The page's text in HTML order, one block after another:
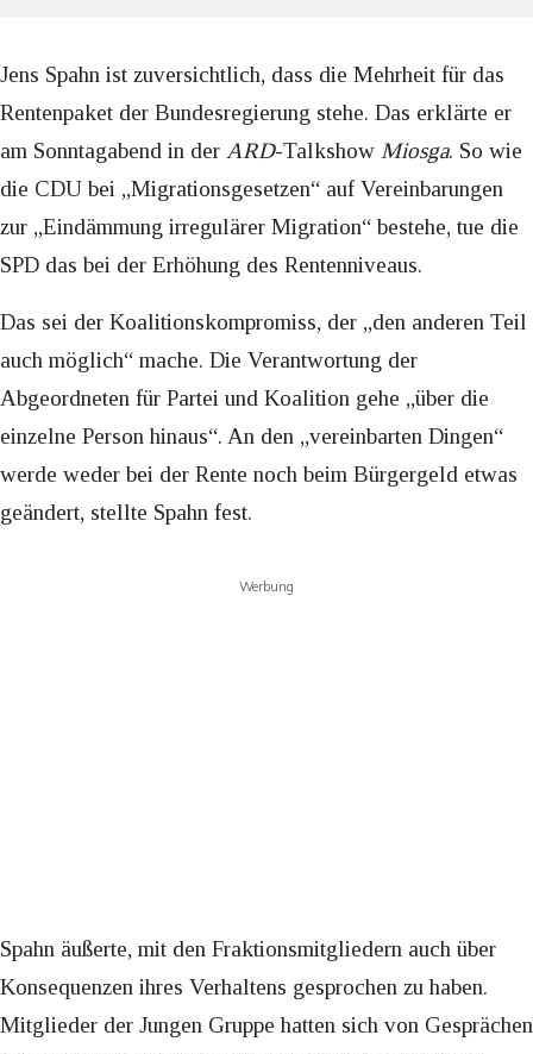
Jens Spahn ist zuversichtlich, dass die Mehrheit für das
Rentenpaket der Bundesregierung stehe. Das erklärte er
am Sonntagabend in der ARD-Talkshow Miosga. So wie
die CDU bei „Migrationsgesetzen“ auf Vereinbarungen
zur „Eindämmung irregulärer Migration“ bestehe, tue die
SPD das bei der Erhöhung des Rentenniveaus.
Das sei der Koalitionskompromiss, der „den anderen Teil
auch möglich“ mache. Die Verantwortung der
Abgeordneten für Partei und Koalition gehe „über die
einzelne Person hinaus“. An den „vereinbarten Dingen“
werde weder bei der Rente noch beim Bürgergeld etwas
geändert, stellte Spahn fest.
Werbung
Spahn äußerte, mit den Fraktionsmitgliedern auch über
Konsequenzen ihres Verhaltens gesprochen zu haben.
Mitglieder der Jungen Gruppe hatten sich von Gesprächen